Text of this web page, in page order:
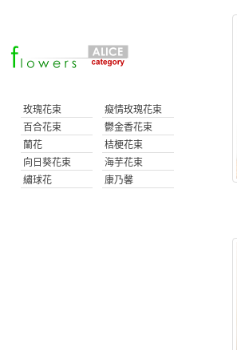
玫瑰花束
癡情玫瑰花束
百合花束
鬱金香花束
蘭花
桔梗花束
向日葵花束
海芋花束
繡球花
康乃馨